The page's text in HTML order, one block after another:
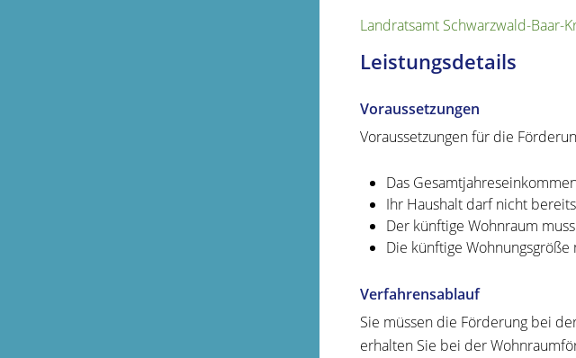
Landratsamt Schwarzwald-Baar-
Leistungsdetails
Voraussetzungen
Voraussetzungen für die
Das
Ihr Haushalt darf nicht
Der künftige Wohnraum
Die künftige Wohnungsgröße
Verfahrensablauf
Sie müssen die Förderung bei
erhalten Sie bei der